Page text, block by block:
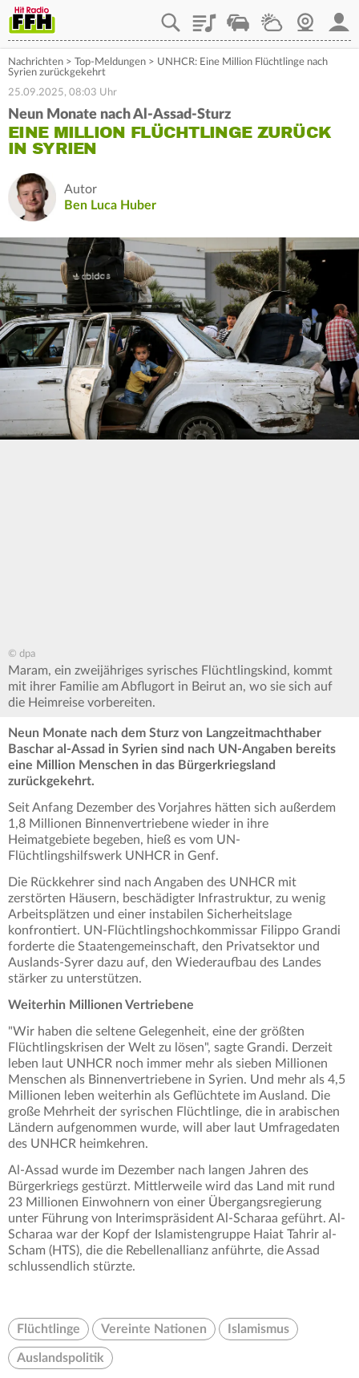
PlaylistStaupilotWetterWebcam
Nachrichten > Top-Meldungen > UNHCR: Eine Million Flüchtlinge nach
Syrien zurückgekehrt
25.09.2025, 08:03 Uhr
Neun Monate nach Al-Assad-Sturz
EINE MILLION FLÜCHTLINGE ZURÜCK
IN SYRIEN
Autor
Ben Luca Huber
© dpa
Maram, ein zweijähriges syrisches Flüchtlingskind, kommt
mit ihrer Familie am Abflugort in Beirut an, wo sie sich auf
die Heimreise vorbereiten.
Neun Monate nach dem Sturz von Langzeitmachthaber
Baschar al-Assad in Syrien sind nach UN-Angaben bereits
eine Million Menschen in das Bürgerkriegsland
zurückgekehrt.
Seit Anfang Dezember des Vorjahres hätten sich außerdem
1,8 Millionen Binnenvertriebene wieder in ihre
Heimatgebiete begeben, hieß es vom UN-
Flüchtlingshilfswerk UNHCR in Genf.
Die Rückkehrer sind nach Angaben des UNHCR mit
zerstörten Häusern, beschädigter Infrastruktur, zu wenig
Arbeitsplätzen und einer instabilen Sicherheitslage
konfrontiert. UN-Flüchtlingshochkommissar Filippo Grandi
forderte die Staatengemeinschaft, den Privatsektor und
Auslands-Syrer dazu auf, den Wiederaufbau des Landes
stärker zu unterstützen.
Weiterhin Millionen Vertriebene
"Wir haben die seltene Gelegenheit, eine der größten
Flüchtlingskrisen der Welt zu lösen", sagte Grandi. Derzeit
leben laut UNHCR noch immer mehr als sieben Millionen
Menschen als Binnenvertriebene in Syrien. Und mehr als 4,5
Millionen leben weiterhin als Geflüchtete im Ausland. Die
große Mehrheit der syrischen Flüchtlinge, die in arabischen
Ländern aufgenommen wurde, will aber laut Umfragedaten
des UNHCR heimkehren.
Al-Assad wurde im Dezember nach langen Jahren des
Bürgerkriegs gestürzt. Mittlerweile wird das Land mit rund
23 Millionen Einwohnern von einer Übergangsregierung
unter Führung von Interimspräsident Al-Scharaa geführt. Al-
Scharaa war der Kopf der Islamistengruppe Haiat Tahrir al-
Scham (HTS), die die Rebellenallianz anführte, die Assad
schlussendlich stürzte.
Flüchtlinge Vereinte Nationen Islamismus
Auslandspolitik